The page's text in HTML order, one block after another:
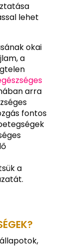
lehet
okai
a
arra
fontos
a